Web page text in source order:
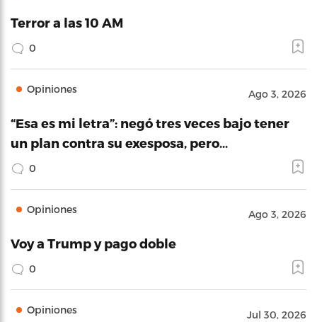
Terror a las 10 AM
0
Opiniones Ago 3, 2026
“Esa es mi letra”: negó tres veces bajo tener
un plan contra su exesposa, pero…
0
Opiniones Ago 3, 2026
Voy a Trump y pago doble
0
Opiniones Jul 30, 2026